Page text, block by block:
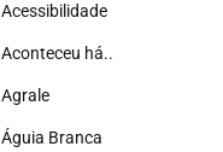
Acessibilidade
Aconteceu há..
Agrale
Águia Branca